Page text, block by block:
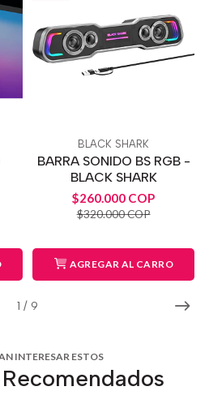
1 / 9
BLACK SHARK
BARRA SONIDO BS RGB -
BLACK SHARK
$260.000 COP
$320.000 COP
AGREGAR AL CARRO
INTERESAR ESTOS